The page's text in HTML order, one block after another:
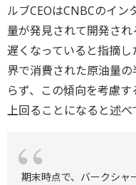
ルブCEOはCNBCのイ
量が発見されて開発さ
遅くなっていると指摘
界で消費された原油量
らず、この傾向を考慮
上回ることになると述べ
期末時点で、バークシャ